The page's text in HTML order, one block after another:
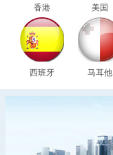
香港 美国
西班牙 马耳他